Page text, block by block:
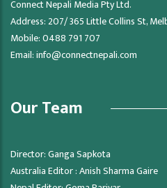
Connect Nepali Media Pty Ltd.
Address: 207/ 365 Little Collins St,
Mobile: 0488 791 707
Email:info@connectnepali.com
Our Team
Director: Ganga Sapkota
Australia Editor : Anish Sharma Gaire